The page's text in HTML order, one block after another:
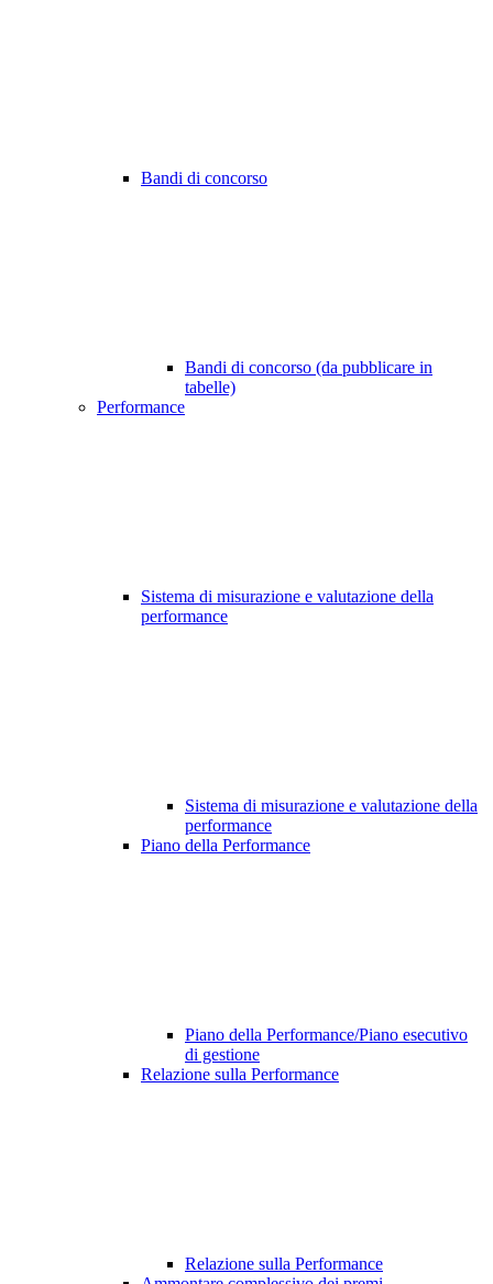
Bandi di concorso
Bandi di concorso (da pubblicare in
tabelle)
Performance
Sistema di misurazione e valutazione della
performance
Sistema di misurazione e valutazione della
performance
Piano della Performance
Piano della Performance/Piano esecutivo
di gestione
Relazione sulla Performance
Relazione sulla Performance